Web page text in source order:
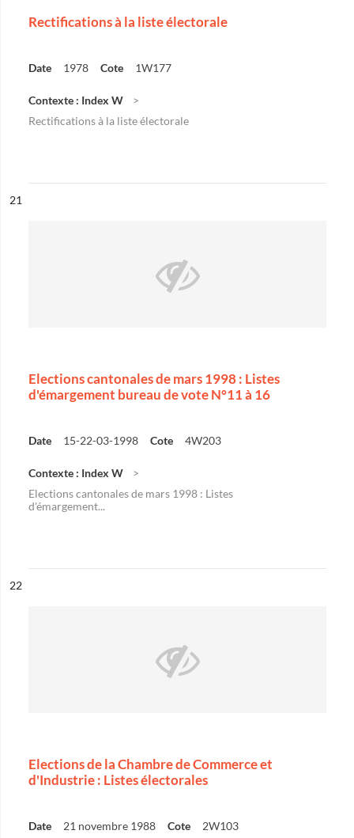
Rectifications à la liste électorale
Date 1978 Cote 1W177
Contexte : Index W
Rectifications à la liste électorale
n°
21
Elections cantonales de mars 1998 : Listes
d'émargement bureau de vote N°11 à 16
Date 15-22-03-1998 Cote 4W203
Contexte : Index W
Elections cantonales de mars 1998 : Listes
d'émargement...
n°
22
Elections de la Chambre de Commerce et
d'Industrie : Listes électorales
Date 21 novembre 1988 Cote 2W103